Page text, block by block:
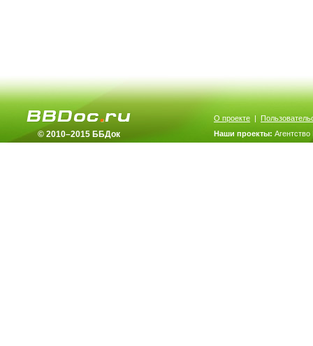
© 2010–2015 ББДок
О проекте |
Наши проекты: